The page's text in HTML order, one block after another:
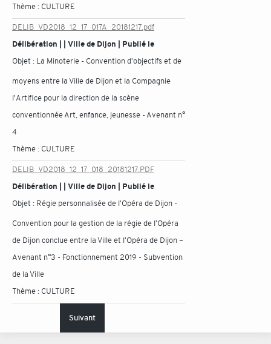
Thème : CULTURE
DELIB_VD2018_12_17_017A_20181217.pdf
Délibération | | Ville de Dijon | Publié le
Objet : La Minoterie - Convention d'objectifs et de
moyens entre la Ville de Dijon et la Compagnie
l'Artifice pour la direction de la scène
conventionnée Art, enfance, jeunesse - Avenant n°
4
Thème : CULTURE
DELIB_VD2018_12_17_018_20181217.PDF
Délibération | | Ville de Dijon | Publié le
Objet : Régie personnalisée de l'Opéra de Dijon -
Convention pour la gestion de la régie de l'Opéra
de Dijon conclue entre la Ville et l'Opéra de Dijon –
Avenant n°3 - Fonctionnement 2019 - Subvention
de la Ville
Thème : CULTURE
Suivant